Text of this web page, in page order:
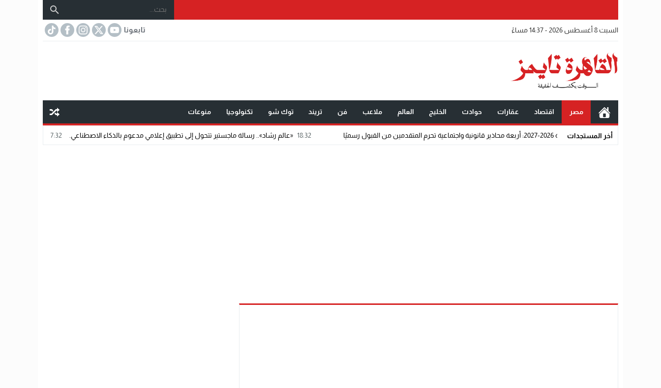
السبت 8 أغسطس 2026 - 14:37 مساءً تابعونا
مصر اقتصاد عقارات حوادث الخليج العالم ملاعب فن تريند توك شو تكنولوجيا منوعات
أخر المستجدات 18:32 «عالم رشاد».. رسالة ماجستير تتحول إلى تطبيق إعلامي مدعوم بالذكاء الاصطناعي. 07:32 مختار عتمان.. «صديق المشاهير».. اسم